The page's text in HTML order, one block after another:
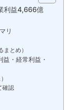
利益4,666億
リ
とめ）
・経常利益・
確認